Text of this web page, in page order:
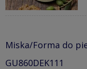
Miska/Forma do
GU860DEK111